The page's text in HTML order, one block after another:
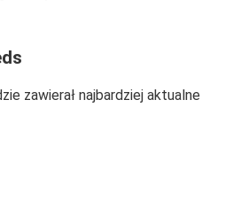
zawierał najbardziej aktualne